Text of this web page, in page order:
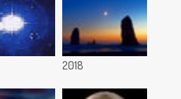
2018